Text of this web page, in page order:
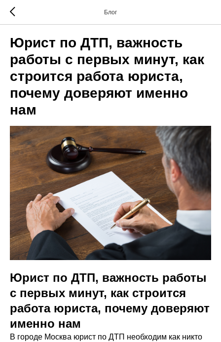
Блог
Юрист по ДТП, важность
работы с первых минут, как
строится работа юриста,
почему доверяют именно
нам
Юрист по ДТП, важность работы
с первых минут, как строится
работа юриста, почему доверяют
именно нам
В городе Москва юрист по ДТП необходим как никто